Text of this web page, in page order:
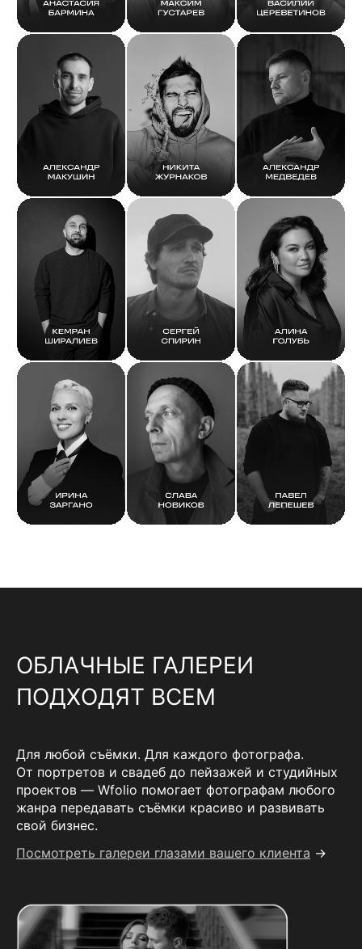
ОБЛАЧНЫЕ ГАЛЕРЕИ
ПОДХОДЯТ ВСЕМ
Для любой съёмки. Для каждого фотографа.
От портретов и свадеб до пейзажей и студийных
проектов — Wfolio помогает фотографам любого
жанра передавать съёмки красиво и развивать
свой бизнес.
Посмотреть галереи глазами вашего клиента →